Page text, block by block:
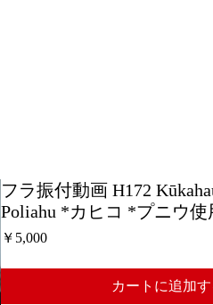
フラ振付動画 H172
Poliahu *カヒコ *プニウ使
￥5,000価
カートに追加す